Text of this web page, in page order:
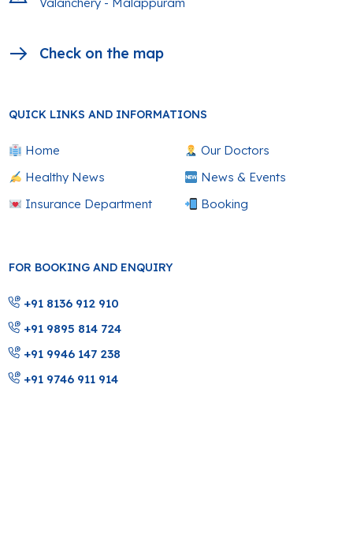
Check on the map
QUICK LINKS AND INFORMATIONS
Home
Our Doctors
Healthy News
News & Events
Insurance Department
Booking
FOR BOOKING AND ENQUIRY
+91 8136 912 910
+91 9895 814 724
+91 9946 147 238
+91 9746 911 914